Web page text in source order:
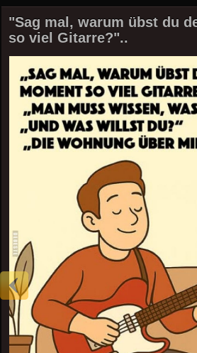
"Sag mal, warum übst du
so viel Gitarre?"..